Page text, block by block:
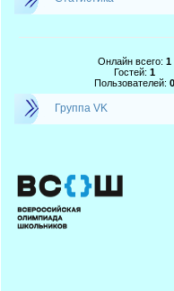
Онлайн всего: 1
Гостей: 1
Пользователей: 0
Группа VK